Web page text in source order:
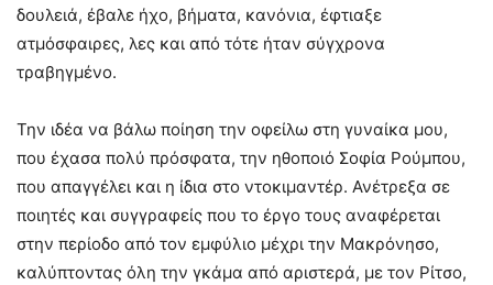
δουλειά, έβαλε ήχο, βήματα, κανόνια, έφτιαξε
ατμόσφαιρες, λες και από τότε ήταν σύγχρονα
τραβηγμένο.
Την ιδέα να βάλω ποίηση την οφείλω στη γυναίκα μου,
που έχασα πολύ πρόσφατα, την ηθοποιό Σοφία Ρούμπου,
που απαγγέλει και η ίδια στο ντοκιμαντέρ. Ανέτρεξα σε
ποιητές και συγγραφείς που το έργο τους αναφέρεται
στην περίοδο από τον εμφύλιο μέχρι την Μακρόνησο,
καλύπτοντας όλη την γκάμα από αριστερά, με τον Ρίτσο,